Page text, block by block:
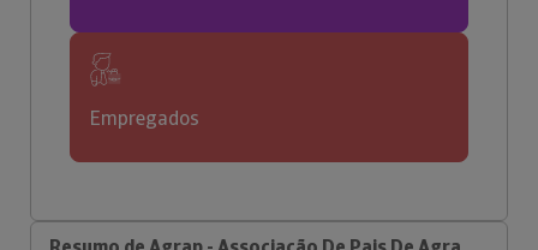
Empregados